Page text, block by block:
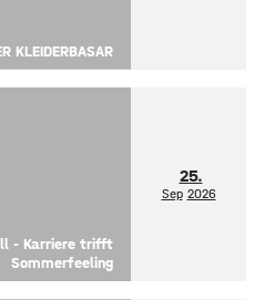
KLEIDERBASAR
- Karriere trifft
Sommerfeeling
25.
Sep 2026